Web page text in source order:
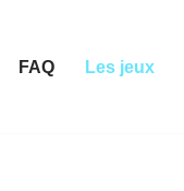
FAQ Les jeux